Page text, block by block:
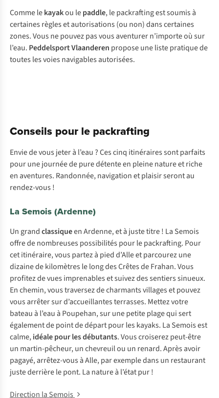
Comme lekayakou lepaddle, le packrafting est soumis à
certaines règles et autorisations (ou non) dans certaines
zones. Vous ne pouvez pas vous aventurer n’importe où sur
l’eau. Peddelsport Vlaanderen propose une liste pratique de
toutes les voies navigables autorisées.
Conseils pour le packrafting
Envie de vous jeter à l’eau ? Ces cinq itinéraires sont parfaits
pour une journée de pure détente en pleine nature et riche
en aventures. Randonnée, navigation et plaisir seront au
rendez-vous !
La Semois (Ardenne)
Un grandclassiqueen Ardenne, et à juste titre ! La Semois
offre de nombreuses possibilités pour le packrafting. Pour
cet itinéraire, vous partez à pied d’Alle et parcourez une
dizaine de kilomètres le long des Crêtes de Frahan. Vous
profitez de vues imprenables et suivez des sentiers sinueux.
En chemin, vous traversez de charmants villages et pouvez
vous arrêter sur d’accueillantes terrasses. Mettez votre
bateau à l’eau à Poupehan, sur une petite plage qui sert
également de point de départ pour les kayaks. La Semois est
calme,idéale pour les débutants. Vous croiserez peut-être
un martin-pêcheur, un chevreuil ou un renard. Après avoir
pagayé, arrêtez-vous à Alle, par exemple dans un restaurant
juste derrière le pont. La nature à l’état pur !
Direction la Semois